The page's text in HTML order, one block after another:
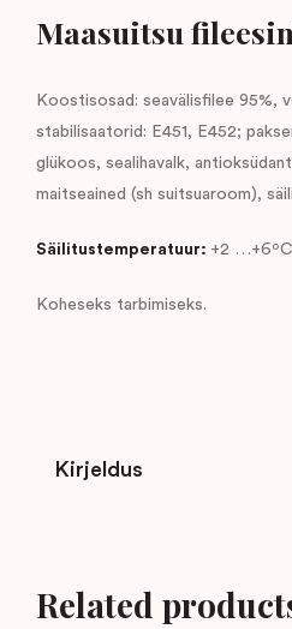
Maasuitsu
Koostisosad: seavälisfilee 95%,
stabilisaatorid: E451, E452;
glükoos, sealihavalk,
maitseained (sh suitsuaroom),
Säilitustemperatuur: +2 …+6ºC
Koheseks tarbimiseks.
Kirjeldus
Related